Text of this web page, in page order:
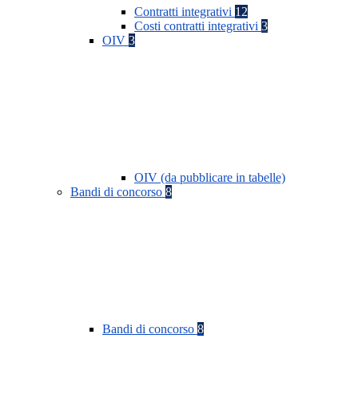
Contratti integrativi 12
Costi contratti integrativi 3
OIV 3
OIV (da pubblicare in tabelle)
Bandi di concorso 8
Bandi di concorso 8